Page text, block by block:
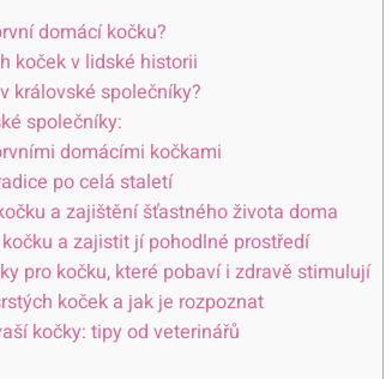
domácí kočku?
koček v lidské historii
královské společníky?
společníky:
domácími kočkami
po celá staletí
a zajištění šťastného života doma
a zajistit jí pohodlné prostředí
pro kočku, které pobaví i zdravě stimulují
koček a jak je rozpoznat
kočky: tipy od veterinářů